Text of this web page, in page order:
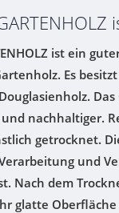
ist ein
Es
nachhaltiger.
getrocknet.
und
Nach dem
glatte